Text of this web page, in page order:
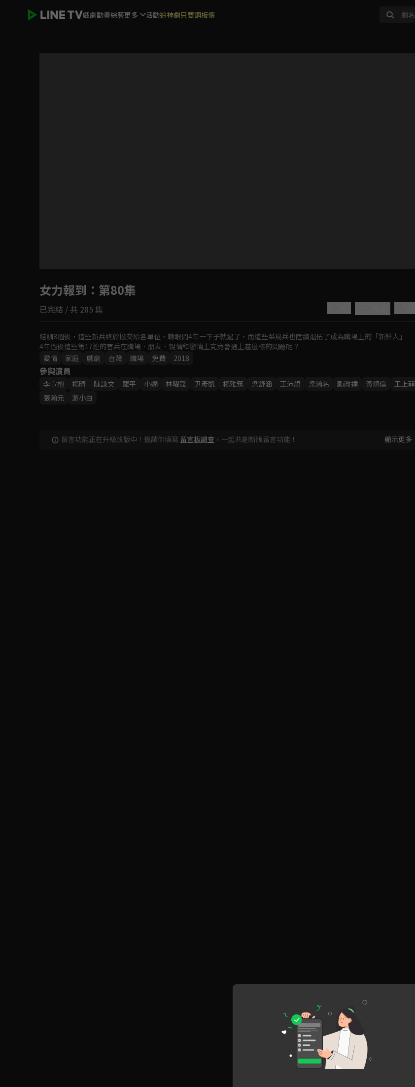
戲劇動畫綜藝更多 活動追神劇只要銅板價
Play
如有不便請見諒
回首頁
女力報到 ：第80集
已完結 / 共 285 集
結訓8週後，這些新兵終於撥交給各單位，轉眼間4年一下子就過了，而這些菜鳥兵也陸續退伍了成為職場上的「新鮮人」
4年過後這些第17連的官兵在職場、朋友、親情和戀情上究竟會遇上甚麼樣的問題呢？
愛情
家庭 戲劇 台灣 職場 免費 2018
參與演員
李宣榕 楊晴 ‬陳謙文 羅平 小嫻 林曜晟 尹彥凱 楊雅筑 梁舒涵 王沛語 梁瀚名 勵政達 黃靖倫
王上菲
張瀚元
游小白
留言功能正在升級改版中！邀請你填寫 留言板調查 ，一起共創新版留言功能！ 顯示更多